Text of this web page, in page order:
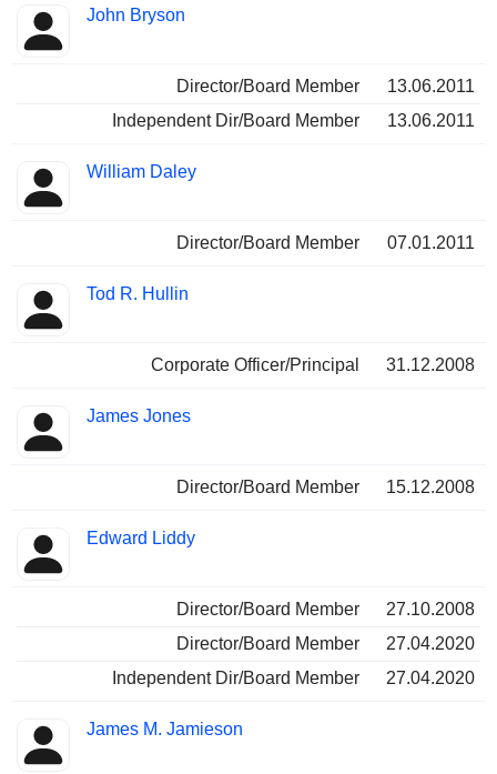
John Bryson
Director/Board Member
13.06.2011
Independent Dir/Board Member
13.06.2011
William Daley
Director/Board Member 07.01.2011
Tod R. Hullin
Corporate Officer/Principal 31.12.2008
James Jones
Director/Board Member 15.12.2008
Edward Liddy
Director/Board Member
27.10.2008
Director/Board Member
27.04.2020
Independent Dir/Board Member
27.04.2020
James M. Jamieson